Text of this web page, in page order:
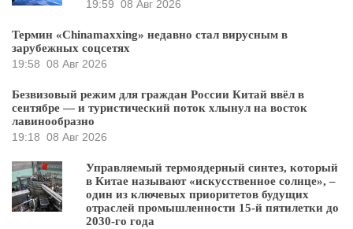
19:59 08 Авг 2026
Термин «Chinamaxxing» недавно стал вирусным в
зарубежных соцсетях
19:58 08 Авг 2026
Безвизовый режим для граждан России Китай ввёл в
сентябре — и туристический поток хлынул на восток
лавинообразно
19:18 08 Авг 2026
Управляемый термоядерный синтез, который
в Китае называют «искусственное солнце», –
один из ключевых приоритетов будущих
отраслей промышленности 15-й пятилетки до
2030-го года